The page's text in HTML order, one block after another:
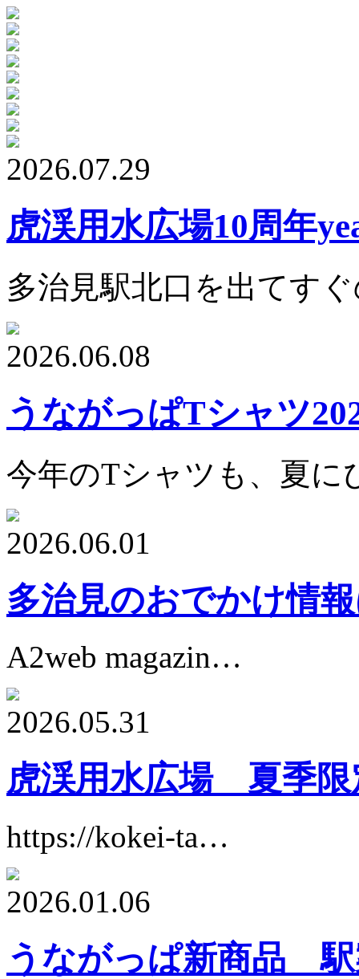
2026.07.29
虎渓用水広場10周年
多治見駅北口を出てす
2026.06.08
うながっぱTシャツ
今年のTシャツも、夏
2026.06.01
多治見のおでかけ情
A2web magazin…
2026.05.31
虎渓用水広場 夏季
https://kokei-ta…
2026.01.06
うながっぱ新商品